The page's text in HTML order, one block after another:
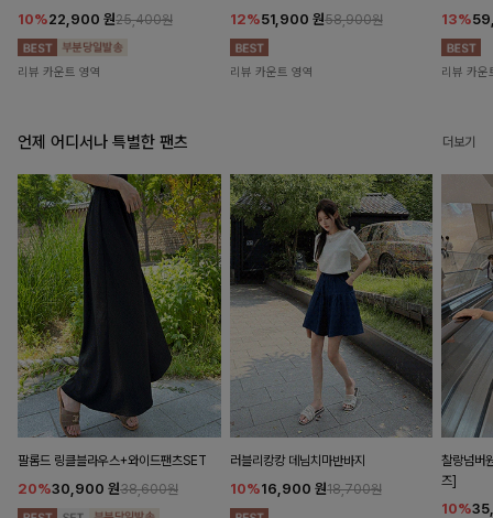
10%22,900 원25,400원
리뷰 카운트 영역
12%51,900 원58,900원
리뷰 카운트 영역
13%
리뷰 카운
언제 어디서나 특별한 팬츠 더보기
팔롬드 링클블라우스+와이드팬츠SET
20%30,900 원38,600원
러블리캉캉 데님치마반바지
10%16,900 원18,700원
찰랑넘버
즈]
10%